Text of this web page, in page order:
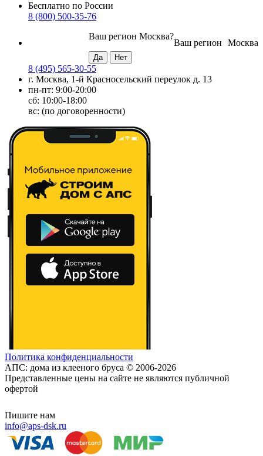
Бесплатно по России
8 (800) 500-35-76
Москва
Ваш регион
Ваш регион Москва?
8 (495) 565-30-55
г. Москва, 1-й Красносельский переулок д. 13
пн-пт: 9:00-20:00
сб: 10:00-18:00
вс: (по договоренности)
Политика конфиденциальности
АПС: дома из клееного бруса © 2006-2026
Представленные цены на сайте не являются публичной
офертой
Пишите нам
info@aps-dsk.ru